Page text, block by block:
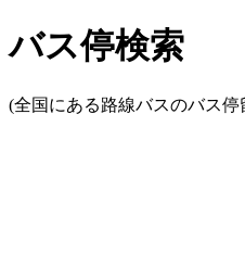
バス停検索
(全国にある路線バスのバス